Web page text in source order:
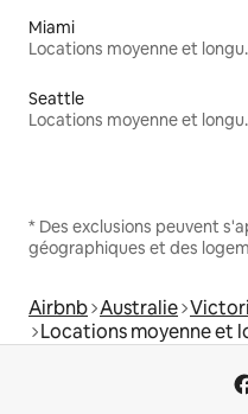
Miami
Seattle
* Des exclusions peuvent
géographiques et des
Airbnb Australie
Locations moyenne et